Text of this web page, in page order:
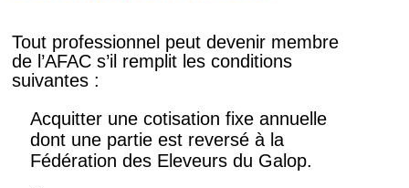
Tout professionnel peut devenir membre
de l’AFAC s’il remplit les conditions
suivantes :
Acquitter une cotisation fixe annuelle
dont une partie est reversé à la
Fédération des Eleveurs du Galop.